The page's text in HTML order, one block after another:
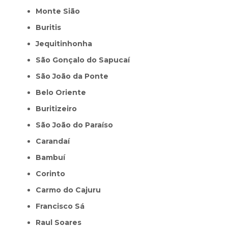
Monte Sião
Buritis
Jequitinhonha
São Gonçalo do Sapucaí
São João da Ponte
Belo Oriente
Buritizeiro
São João do Paraíso
Carandaí
Bambuí
Corinto
Carmo do Cajuru
Francisco Sá
Raul Soares